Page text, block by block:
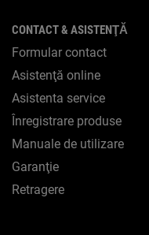
CONTACT & ASISTENŢĂ
Formular contact
Asistenţă online
Asistenta service
Înregistrare produse
Manuale de utilizare
Garanţie
Retragere